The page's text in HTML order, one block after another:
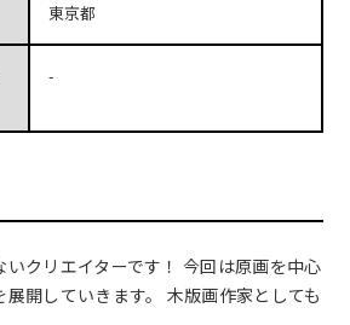
東京都
-
クリエイターです！ 今回は原画を中心
開していきます。 木版画作家としても